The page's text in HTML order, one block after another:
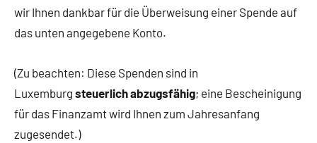
wir Ihnen dankbar für die Überweisung einer Spende auf
das unten angegebene Konto.
(Zu beachten: Diese Spenden sind in
Luxemburg steuerlich abzugsfähig; eine Bescheinigung
für das Finanzamt wird Ihnen zum Jahresanfang
zugesendet.)